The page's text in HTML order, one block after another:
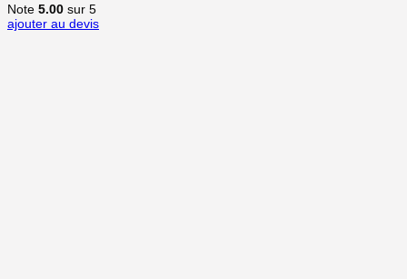
Note 5.00 sur 5
ajouter au devis